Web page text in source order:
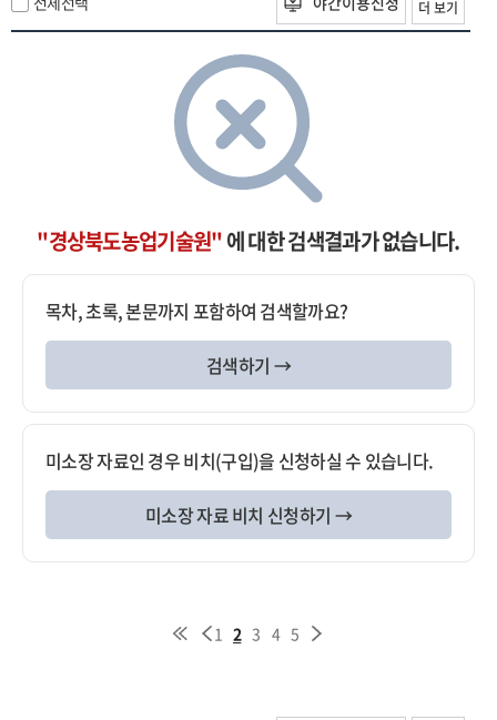
더 보기
"경상북도농업기술원"에 대한 검색결과가 없습니다.
목차, 초록, 본문까지 포함하여 검색할까요?
검색하기 →
미소장 자료인 경우 비치(구입)을 신청하실 수 있습니다.
미소장 자료 비치 신청하기 →
1 2 3 4 5